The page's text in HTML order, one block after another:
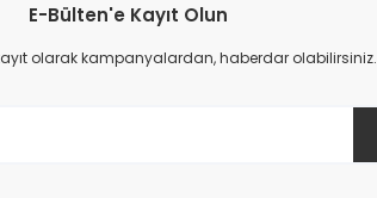
görüntülenemiyor.
bulunuyor.
E-Bülten'e Kayıt Olun
olarak kampanyalardan, haberdar olabilirsiniz.